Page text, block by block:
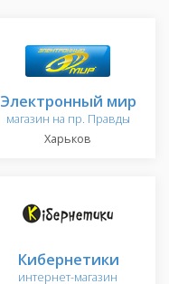
Электронный мир
магазин на пр. Правды
Харьков
Кибернетики
интернет-магазин